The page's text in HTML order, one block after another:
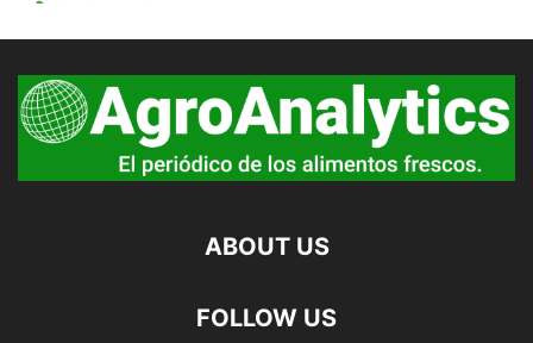
ABOUT US
FOLLOW US